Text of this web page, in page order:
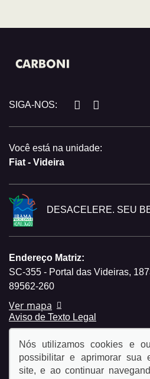
SIGA-NOS:
Você está na unidade:
Fiat - Videira
DESACELERE. SEU
Endereço Matriz:
SC-355 - Portal das Videiras,
89562-260
Ver mapa
Aviso de Texto Legal
Nós utilizamos cookies e
possibilitar e aprimorar sua
site, e ao continuar